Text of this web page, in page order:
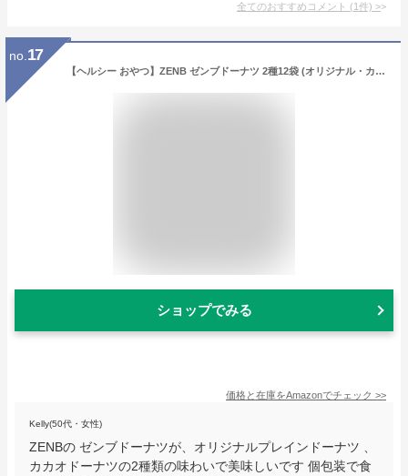
全てのおすすめコメント (1件) >
no. 17
【ヘルシー おやつ】ZENB ゼンブドーナツ 2種12袋 (オリジナル・カカオ) 焼きドーナツ [ 糖質オフ グルテンフリー ダイエット 中のおやつ 間食 小腹満たし 食物繊維 白 砂糖不使用 お菓子 ギフト スイーツ 手土産 個包装 国内製造 常備食 ]
ショップでみる
価格と在庫をAmazonでチェック >>
Kelly(50代・女性)
ZENBの ゼンブドーナツが、オリジナルプレインドーナツ 、
カカオドーナツの2種類の味わいで美味しいです 個包装で食